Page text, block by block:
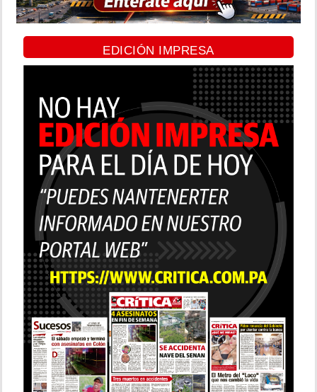
EDICIÓN IMPRESA